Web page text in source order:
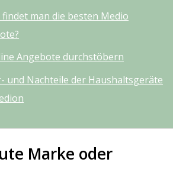
findet man die besten Medio
Angebote durchstöbern
und Nachteile der Haushaltsgeräte
Marke oder